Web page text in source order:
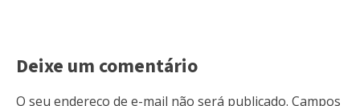
Deixe um comentário
O seu endereço de e-mail não será publicado. Campos